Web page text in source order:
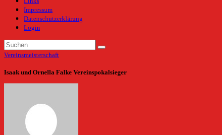
Impressum
Datenschutzerklärung
Login
Vereinsmeisterschaft
Isaak und Ornella Falke Vereinspokalsieger